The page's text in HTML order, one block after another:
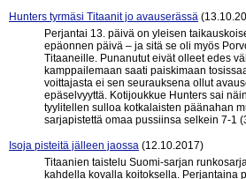
Hunters tyrmäsi Titaanit jo avauserässä
Perjantai 13. päivä on yleisen
epäonnen päivä – ja sitä se oli myös
Titaaneille. Punanutut eivät olleet edes
kamppailemaan saati paiskimaan
voittajasta ei sen seurauksena ollut
epäselvyyttä. Kotijoukkue Hunters sai
tyylitellen sulloa kotkalaisten päänahan
sarjapistettä omaa pussiinsa selkein 7-1
Isoja pisteitä jälleen jaossa (12.10.2017)
Titaanien taistelu Suomi-sarjan
kahdella kovalla koitoksella. Perjantaina